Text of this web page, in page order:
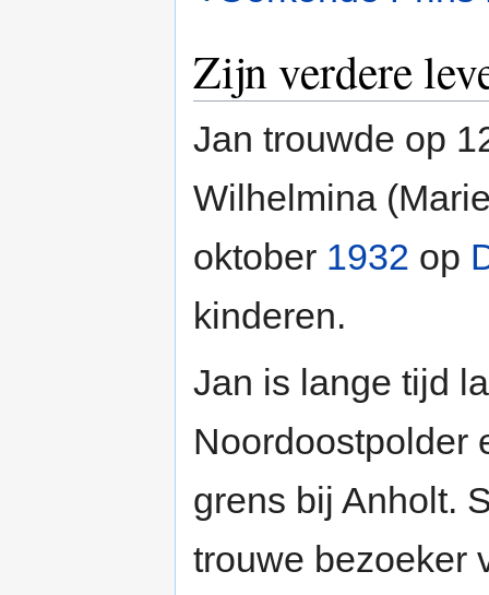
Zijn verdere
Jan trouwde op
Wilhelmina
oktober 1932 op
kinderen.
Jan is lange tijd
Noordoostpolder
grens bij Anholt.
trouwe bezoeker